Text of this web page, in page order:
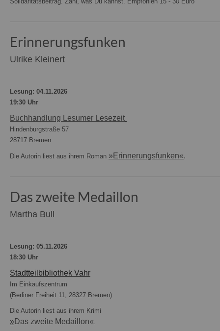
Erinnerungsfunken
Ulrike Kleinert
Lesung: 04.11.2026
19:30 Uhr
Buchhandlung Lesumer Lesezeit
Hindenburgstraße 57
28717 Bremen
Die Autorin liest aus ihrem Roman »Erinnerungsfunken«.
Das zweite Medaillon
Martha Bull
Lesung: 05.11.2026
18:30 Uhr
Stadtteilbibliothek Vahr
Im Einkaufszentrum
(Berliner Freiheit 11, 28327 Bremen)
Die Autorin liest aus ihrem Krimi
» Das zweite Medaillon«.